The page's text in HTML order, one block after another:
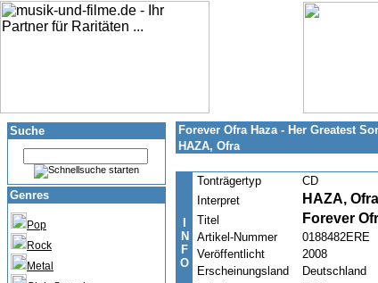
Suche
Genres
Pop
Rock
Metal
Forever Ofra Haza - Her Greatest
HAZA, Ofra
N
F
O
Tonträgertyp
CD
Interpret
HAZA, Ofra
Titel Forever
Artikel-Nummer
0188482ERE
Veröffentlicht
2008
Erscheinungsland
Deutschland